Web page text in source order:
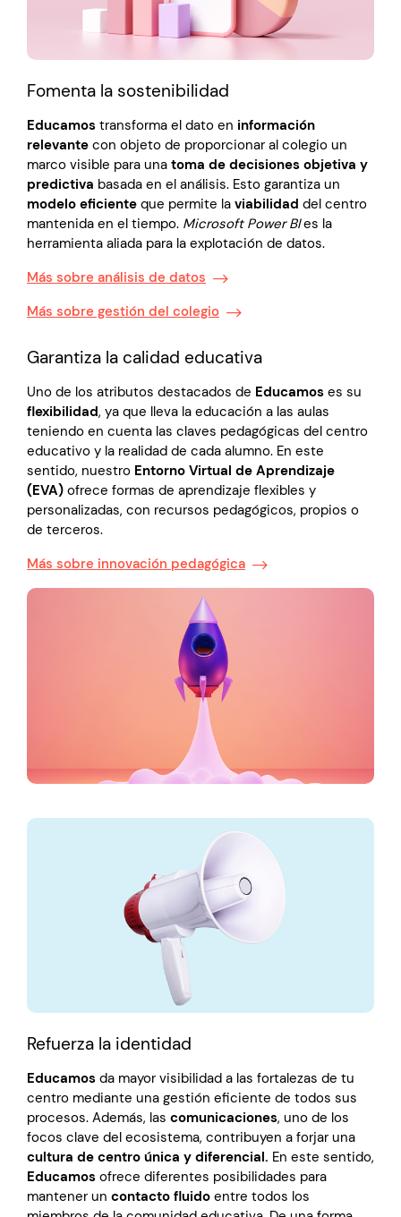
Fomenta la sostenibilidad
Educamos transforma el dato en información
relevante con objeto de proporcionar al colegio un
marco visible para una toma de decisiones objetiva y
predictiva basada en el análisis. Esto garantiza un
modelo eficiente que permite la viabilidad del centro
mantenida en el tiempo. Microsoft Power BIes la
herramienta aliada para la explotación de datos.
Más sobre análisis de datos
Más sobre gestión del colegio
Garantiza la calidad educativa
Uno de los atributos destacados de Educamos es su
flexibilidad, ya que lleva la educación a las aulas
teniendo en cuenta las claves pedagógicas del centro
educativo y la realidad de cada alumno. En este
sentido, nuestro Entorno Virtual de Aprendizaje
(EVA) ofrece formas de aprendizaje flexibles y
personalizadas, con recursos pedagógicos, propios o
de terceros.
Más sobre innovación pedagógica
Refuerza la identidad
Educamos da mayor visibilidad a las fortalezas de tu
centro mediante una gestión eficiente de todos sus
procesos. Además, las comunicaciones, uno de los
focos clave del ecosistema, contribuyen a forjar una
cultura de centro única y diferencial. En este sentido,
Educamos ofrece diferentes posibilidades para
mantener un contacto fluido entre todos los